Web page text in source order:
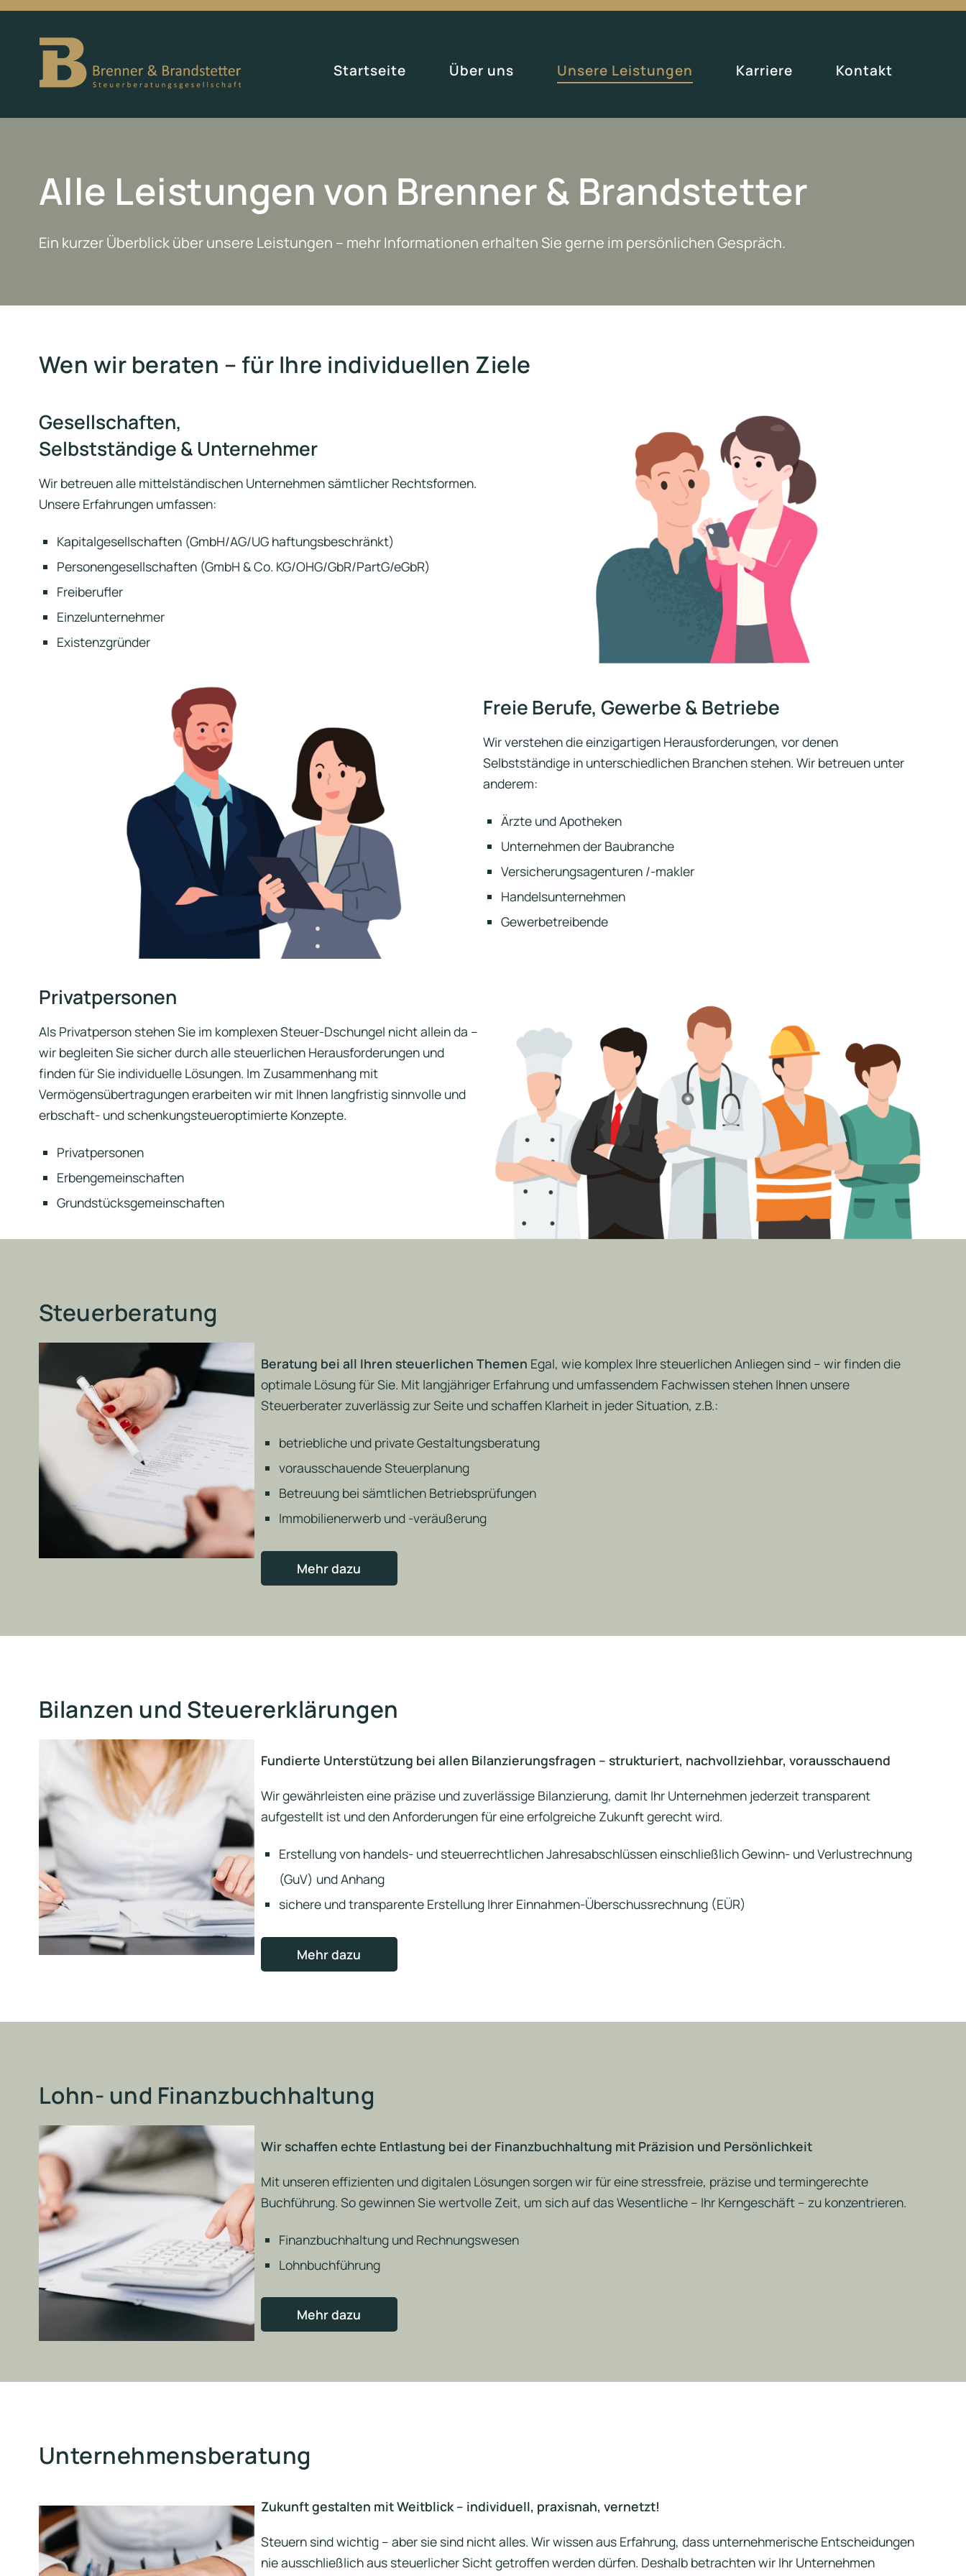
Startseite Über uns Unsere Leistungen Karriere Kontakt
Alle Leistungen von Brenner & Brandstetter
Ein kurzer Überblick über unsere Leistungen – mehr Informationen erhalten Sie gerne im persönlichen Gespräch.
Wen wir beraten – für Ihre individuellen Ziele
Gesellschaften,
Selbstständige & Unternehmer
Wir betreuen alle mittelständischen Unternehmen sämtlicher Rechtsformen.
Unsere Erfahrungen umfassen:
Kapitalgesellschaften (GmbH/AG/UG haftungsbeschränkt)
Personengesellschaften (GmbH & Co. KG/OHG/GbR/PartG/eGbR)
Freiberufler
Einzelunternehmer
Existenzgründer
Freie Berufe, Gewerbe & Betriebe
Wir verstehen die einzigartigen Herausforderungen, vor denen
Selbstständige in unterschiedlichen Branchen stehen. Wir betreuen unter
anderem:
Ärzte und Apotheken
Unternehmen der Baubranche
Versicherungsagenturen /-makler
Handelsunternehmen
Gewerbetreibende
Privatpersonen
Als Privatperson stehen Sie im komplexen Steuer-Dschungel nicht allein da –
wir begleiten Sie sicher durch alle steuerlichen Herausforderungen und
finden für Sie individuelle Lösungen. Im Zusammenhang mit
Vermögensübertragungen erarbeiten wir mit Ihnen langfristig sinnvolle und
erbschaft- und schenkungsteueroptimierte Konzepte.
Privatpersonen
Erbengemeinschaften
Grundstücksgemeinschaften
Steuerberatung
Beratung bei all Ihren steuerlichen Themen Egal, wie komplex Ihre steuerlichen Anliegen sind – wir finden die
optimale Lösung für Sie. Mit langjähriger Erfahrung und umfassendem Fachwissen stehen Ihnen unsere
Steuerberater zuverlässig zur Seite und schaffen Klarheit in jeder Situation, z.B.:
betriebliche und private Gestaltungsberatung
vorausschauende Steuerplanung
Betreuung bei sämtlichen Betriebsprüfungen
Immobilienerwerb und -veräußerung
Mehr dazu
Bilanzen und Steuererklärungen
Fundierte Unterstützung bei allen Bilanzierungsfragen – strukturiert, nachvollziehbar, vorausschauend
Wir gewährleisten eine präzise und zuverlässige Bilanzierung, damit Ihr Unternehmen jederzeit transparent
aufgestellt ist und den Anforderungen für eine erfolgreiche Zukunft gerecht wird.
Erstellung von handels- und steuerrechtlichen Jahresabschlüssen einschließlich Gewinn- und Verlustrechnung
(GuV) und Anhang
sichere und transparente Erstellung Ihrer Einnahmen-Überschussrechnung (EÜR)
Mehr dazu
Lohn- und Finanzbuchhaltung
Wir schaffen echte Entlastung bei der Finanzbuchhaltung mit Präzision und Persönlichkeit
Mit unseren effizienten und digitalen Lösungen sorgen wir für eine stressfreie, präzise und termingerechte
Buchführung. So gewinnen Sie wertvolle Zeit, um sich auf das Wesentliche – Ihr Kerngeschäft – zu konzentrieren.
Finanzbuchhaltung und Rechnungswesen
Lohnbuchführung
Mehr dazu
Unternehmensberatung
Zukunft gestalten mit Weitblick – individuell, praxisnah, vernetzt!
Steuern sind wichtig – aber sie sind nicht alles. Wir wissen aus Erfahrung, dass unternehmerische Entscheidungen
nie ausschließlich aus steuerlicher Sicht getroffen werden dürfen. Deshalb betrachten wir Ihr Unternehmen